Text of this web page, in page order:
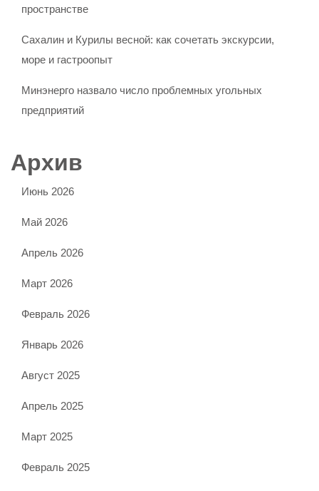
пространстве
Сахалин и Курилы весной: как сочетать экскурсии,
море и гастроопыт
Минэнерго назвало число проблемных угольных
предприятий
Архив
Июнь 2026
Май 2026
Апрель 2026
Март 2026
Февраль 2026
Январь 2026
Август 2025
Апрель 2025
Март 2025
Февраль 2025